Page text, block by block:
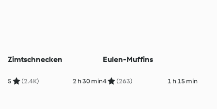
Zimtschnecken
5 (2.4K) 2 h 30 min
Eulen-Muffins
4 (263) 1 h 15 min